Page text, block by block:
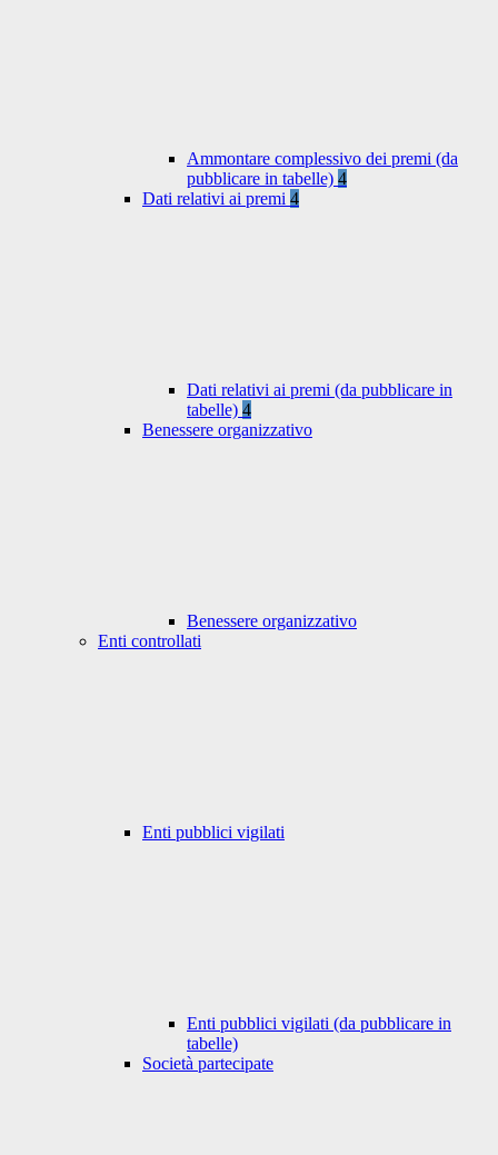
Ammontare complessivo dei premi (da
pubblicare in tabelle) 4
Dati relativi ai premi 4
Dati relativi ai premi (da pubblicare in
tabelle) 4
Benessere organizzativo
Benessere organizzativo
Enti controllati
Enti pubblici vigilati
Enti pubblici vigilati (da pubblicare in
tabelle)
Società partecipate